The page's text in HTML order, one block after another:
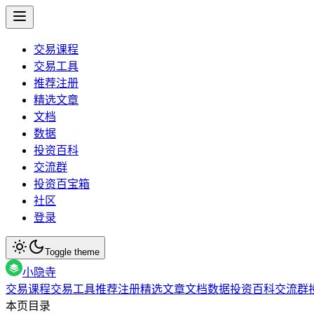
交易课程
交易工具
推荐注册
精选文章
文档
数据
投资百科
交流群
投资百宝箱
社区
登录
Toggle theme
小隐寺
交易课程交易工具推荐注册精选文章文档数据投资百科交流群
本页目录